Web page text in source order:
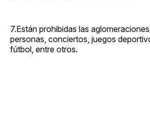
7.Están prohibidas las
personas, conciertos, juegos
fútbol, entre otros.